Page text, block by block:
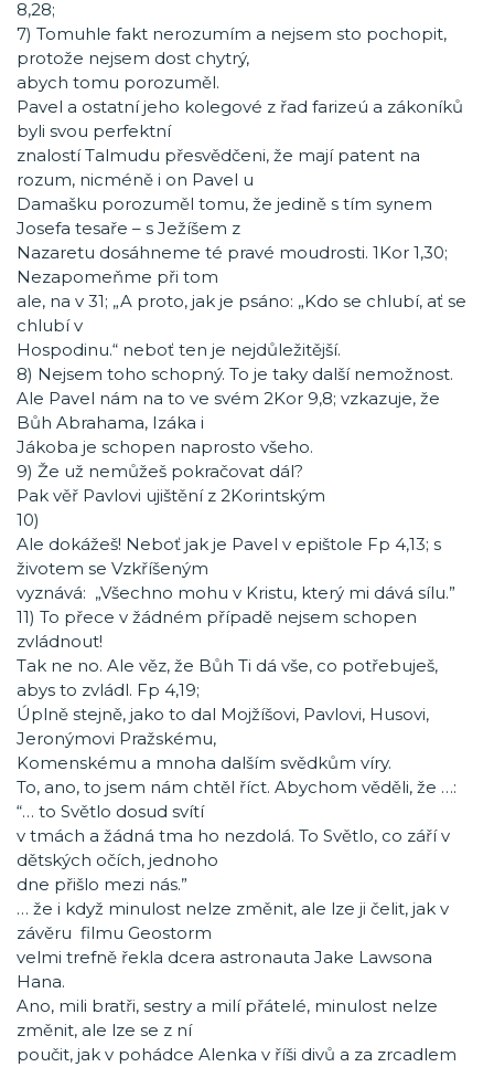
8,28;
7) Tomuhle fakt nerozumím a nejsem sto pochopit,
protože nejsem dost chytrý,
abych tomu porozuměl.
Pavel a ostatní jeho kolegové z řad farizeú a zákoníků
byli svou perfektní
znalostí Talmudu přesvědčeni, že mají patent na
rozum, nicméně i on Pavel u
Damašku porozuměl tomu, že jedině s tím synem
Josefa tesaře – s Ježíšem z
Nazaretu dosáhneme té pravé moudrosti. 1Kor 1,30;
Nezapomeňme při tom
ale, na v 31; „A proto, jak je psáno: „Kdo se chlubí, ať se
chlubí v
Hospodinu.“ neboť ten je nejdůležitější.
8) Nejsem toho schopný. To je taky další nemožnost.
Ale Pavel nám na to ve svém 2Kor 9,8; vzkazuje, že
Bůh Abrahama, Izáka i
Jákoba je schopen naprosto všeho.
9) Že už nemůžeš pokračovat dál?
Pak věř Pavlovi ujištění z 2Korintským‬
10)
Ale dokážeš! Neboť jak je Pavel v epištole Fp 4,13; s
životem se Vzkříšeným
vyznává: „Všechno mohu v Kristu, který mi dává sílu.”
11) To přece v žádném případě nejsem schopen
zvládnout!
Tak ne no. Ale věz, že Bůh Ti dá vše, co potřebuješ,
abys to zvládl. Fp 4,19;
Úplně stejně, jako to dal Mojžíšovi, Pavlovi, Husovi,
Jeronýmovi Pražskému,
Komenskému a mnoha dalším svědkům víry.
To, ano, to jsem nám chtěl říct. Abychom věděli, že …:
“… to Světlo dosud svítí
v tmách a žádná tma ho nezdolá. To Světlo, co září v
dětských očích, jednoho
dne přišlo mezi nás.”
… že i když minulost nelze změnit, ale lze ji čelit, jak v
závěru filmu Geostorm
velmi trefně řekla dcera astronauta Jake Lawsona
Hana.
Ano, mili bratři, sestry a milí přátelé, minulost nelze
změnit, ale lze se z ní
poučit, jak v pohádce Alenka v říši divů a za zrcadlem